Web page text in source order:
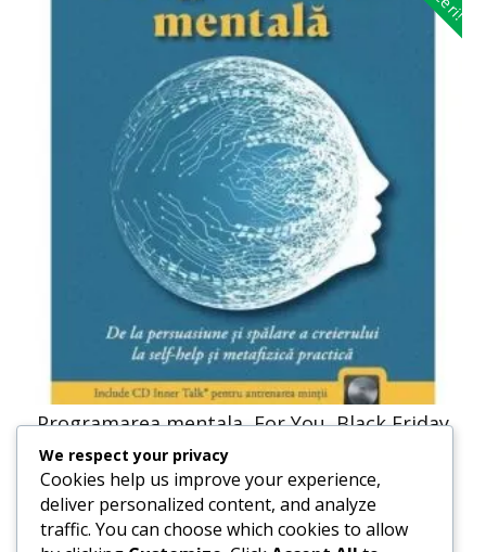
Programarea mentala, For You, Black Friday
41,23lei
We respect your privacy
Cookies help us improve your experience,
deliver personalized content, and analyze
traffic. You can choose which cookies to allow